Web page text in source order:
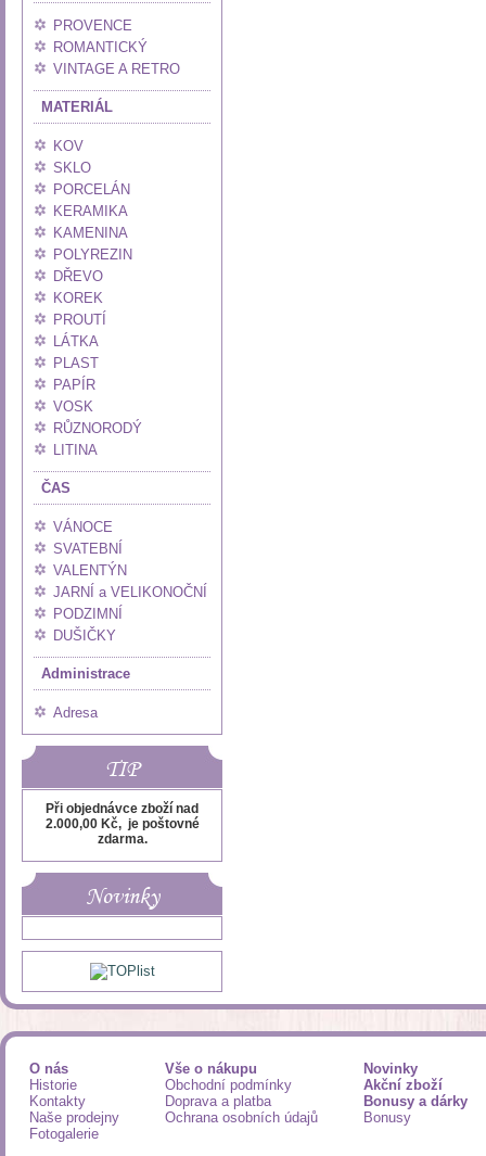
PROVENCE
ROMANTICKÝ
VINTAGE A RETRO
MATERIÁL
KOV
SKLO
PORCELÁN
KERAMIKA
KAMENINA
POLYREZIN
DŘEVO
KOREK
PROUTÍ
LÁTKA
PLAST
PAPÍR
VOSK
RŮZNORODÝ
LITINA
ČAS
VÁNOCE
SVATEBNÍ
VALENTÝN
JARNÍ a VELIKONOČNÍ
PODZIMNÍ
DUŠIČKY
Administrace
Adresa
TIP
Při objednávce zboží nad
2.000,00 Kč, je poštovné
zdarma.
Novinky
O nás
Historie
Kontakty
Naše prodejny
Fotogalerie
Vše o nákupu
Obchodní podmínky
Doprava a platba
Ochrana osobních údajů
Novinky
Akční zboží
Bonusy a dárky
Bonusy